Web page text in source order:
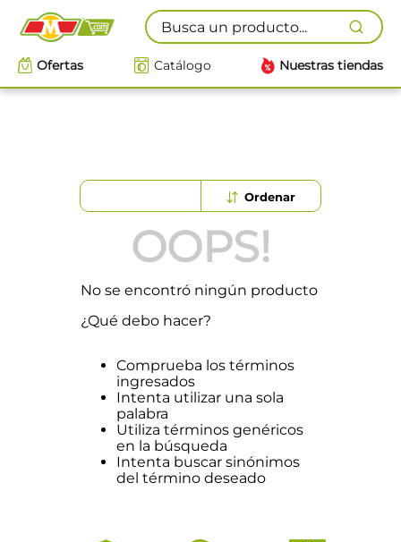
Busca un producto...
Ofertas Catálogo Nuestras tiendas
OOPS!
No se encontró ningún producto
¿Qué debo hacer?
Comprueba los términos
ingresados
Intenta utilizar una sola
palabra
Utiliza términos genéricos
en la búsqueda
Intenta buscar sinónimos
del término deseado